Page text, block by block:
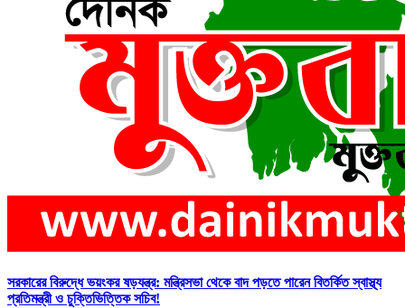
সরকারের বিরুদ্ধে ভয়ংকর ষড়যন্ত্র: মন্ত্রিসভা থেকে বাদ পড়তে পারেন বিতর্কিত স্বাস্থ্য
প্রতিমন্ত্রী ও চুক্তিভিত্তিক সচিব!